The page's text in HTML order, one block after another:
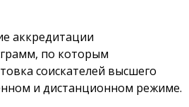
аккредитации
по которым
соискателей высшего
и дистанционном режиме.